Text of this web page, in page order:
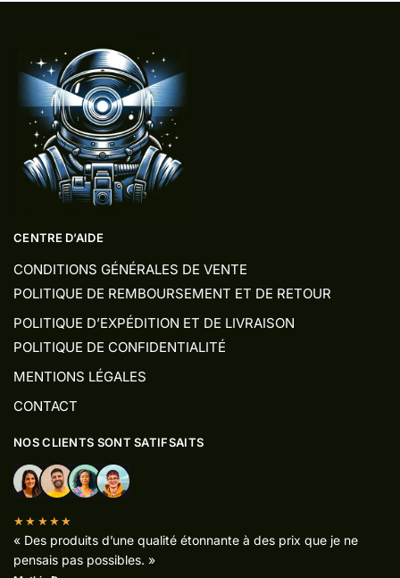
CENTRE D’AIDE
CONDITIONS GÉNÉRALES DE VENTE
POLITIQUE DE REMBOURSEMENT ET DE RETOUR
POLITIQUE D’EXPÉDITION ET DE LIVRAISON
POLITIQUE DE CONFIDENTIALITÉ
MENTIONS LÉGALES
CONTACT
NOS CLIENTS SONT SATIFSAITS
★★★★★
« Des produits d’une qualité étonnante à des prix que je ne
pensais pas possibles. »